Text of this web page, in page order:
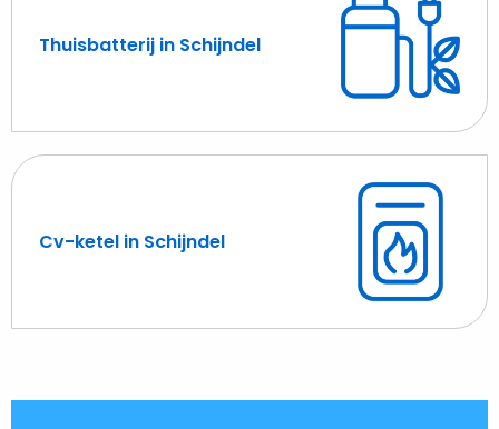
Thuisbatterij in Schijndel
Lees
Thuisbatterij
in
Cv-ketel in Schijndel
Lees
Cv-